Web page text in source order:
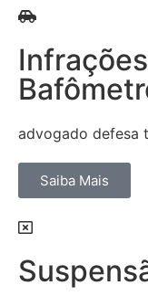
advogado defesa
Saiba Mais